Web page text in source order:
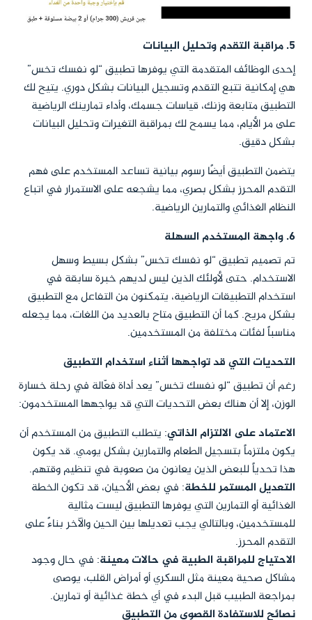
5. مراقبة التقدم وتحليل البيانات
إحدى الوظائف المتقدمة التي يوفرها تطبيق “لو نفسك تخس”
هي إمكانية تتبع التقدم وتسجيل البيانات بشكل دوري. يتيح لك
التطبيق متابعة وزنك، قياسات جسمك، وأداء تمارينك الرياضية
على مر الأيام، مما يسمح لك بمراقبة التغيرات وتحليل البيانات
بشكل دقيق.
يتضمن التطبيق أيضًا رسوم بيانية تساعد المستخدم على فهم
التقدم المحرز بشكل بصري، مما يشجعه على الاستمرار في اتباع
النظام الغذائي والتمارين الرياضية.
6. واجهة المستخدم السهلة
تم تصميم تطبيق “لو نفسك تخس” بشكل بسيط وسهل
الاستخدام. حتى لأولئك الذين ليس لديهم خبرة سابقة في
استخدام التطبيقات الرياضية، يتمكنون من التفاعل مع التطبيق
بشكل مريح. كما أن التطبيق متاح بالعديد من اللغات، مما يجعله
مناسباً لفئات مختلفة من المستخدمين.
التحديات التي قد تواجهها أثناء استخدام التطبيق
رغم أن تطبيق “لو نفسك تخس” يعد أداة فعّالة في رحلة خسارة
الوزن، إلا أن هناك بعض التحديات التي قد يواجهها المستخدمون:
الاعتماد على الالتزام الذاتي: يتطلب التطبيق من المستخدم أن
يكون ملتزماً بتسجيل الطعام والتمارين بشكل يومي. قد يكون
هذا تحدياً للبعض الذين يعانون من صعوبة في تنظيم وقتهم.
التعديل المستمر للخطة: في بعض الأحيان، قد تكون الخطة
الغذائية أو التمارين التي يوفرها التطبيق ليست مثالية
للمستخدمين، وبالتالي يجب تعديلها بين الحين والآخر بناءً على
التقدم المحرز.
الاحتياج للمراقبة الطبية في حالات معينة: في حال وجود
مشاكل صحية معينة مثل السكري أو أمراض القلب، يوصى
بمراجعة الطبيب قبل البدء في أي خطة غذائية أو تمارين.
نصائح للاستفادة القصوى من التطبيق